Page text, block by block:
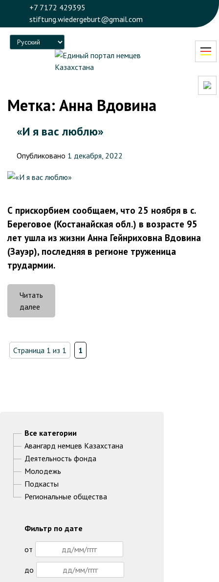
+7 7172 429395
stiftung.wiedergeburt@gmail.com
Language
Метка: Анна Вдовина
«И я вас люблю»
Опубликовано 1 декабря, 2022
С прискорбием сообщаем, что 25 ноября в с.
Береговое (Костанайская обл.) в возрасте 95
лет ушла из жизни Анна Гейнриховна Вдовина
(Зауэр), последняя в регионе труженица
трудармии.
Читать
далее
я
люблю»»
Страница 1 из 1
1
Все категории
Авангард немцев Казахстана
Деятельность фонда
Молодежь
Подкасты
Региональные общества
Фильтр по дате
от
до